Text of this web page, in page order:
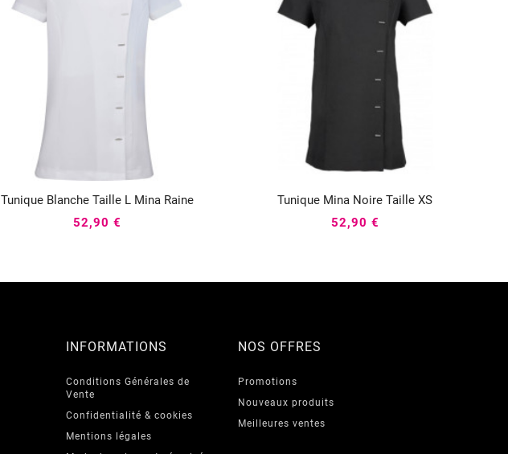
Tunique Blanche Taille L Mina Raine
52,90 €
Tunique Mina Noire Taille XS

52,90 €
INFORMATIONS
Conditions Générales de
Vente
Confidentialité & cookies
Mentions légales
NOS OFFRES
Promotions
Nouveaux produits
Meilleures ventes